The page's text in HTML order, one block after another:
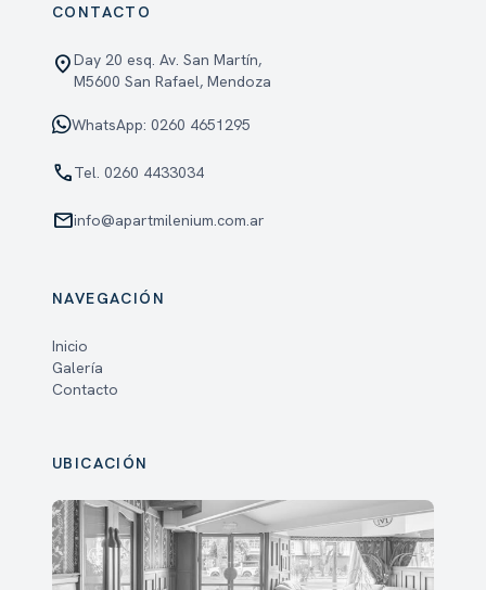
CONTACTO
location_onDay 20 esq. Av. San Martín,
M5600 San Rafael, Mendoza
WhatsApp: 0260 4651295
phoneTel. 0260 4433034
mailinfo@apartmilenium.com.ar
NAVEGACIÓN
Inicio
Galería
Contacto
UBICACIÓN